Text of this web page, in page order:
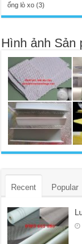
ống lò xo (3)
Hình ảnh Sản
Recent Popular